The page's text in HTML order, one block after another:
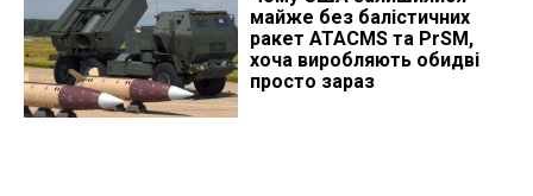
майже без балістичних
ракет ATACMS та PrSM,
хоча виробляють обидві
просто зараз